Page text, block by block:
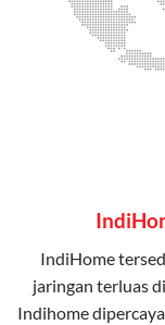
IndiHome
jaringan terluas
Indihome